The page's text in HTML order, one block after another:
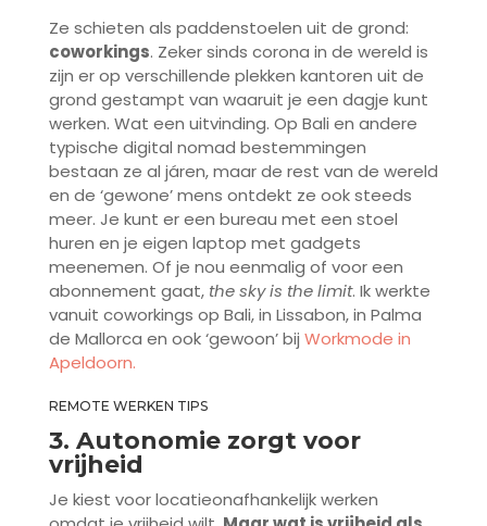
Ze schieten als paddenstoelen uit de grond:
coworkings. Zeker sinds corona in de wereld is
zijn er op verschillende plekken kantoren uit de
grond gestampt van waaruit je een dagje kunt
werken. Wat een uitvinding. Op Bali en andere
typische digital nomad bestemmingen
bestaan ze al járen, maar de rest van de wereld
en de ‘gewone’ mens ontdekt ze ook steeds
meer. Je kunt er een bureau met een stoel
huren en je eigen laptop met gadgets
meenemen. Of je nou eenmalig of voor een
abonnement gaat, the sky is the limit. Ik werkte
vanuit coworkings op Bali, in Lissabon, in Palma
de Mallorca en ook ‘gewoon’ bij Workmode in
Apeldoorn.
REMOTE WERKEN TIPS
3. Autonomie zorgt voor
vrijheid
Je kiest voor locatieonafhankelijk werken